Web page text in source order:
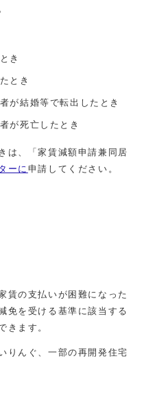
き
とき
が結婚等で転出したとき
が死亡したとき
は、「家賃減額申請兼同居
ーに 申請してください。
賃の支払いが困難になった
免を受ける基準に該当する
きます。
りんぐ、一部の再開発住宅